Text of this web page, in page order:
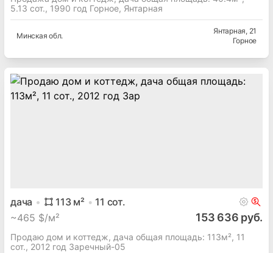
5.13 сот., 1990 год Горное, Янтарная
Минская обл.
Янтарная, 21
Горное
дача 113м² 11 сот.
~465 $/м² 153 636 руб.
Продаю дом и коттедж, дача общая площадь: 113м², 11
сот., 2012 год Заречный-05